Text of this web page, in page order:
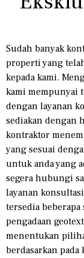
Sudah banyak
properti yang
kepada kami.
kami mempunyai
dengan layanan
sediakan dengan
kontraktor
yang sesuai
untuk anda yang
segera hubungi
layanan
tersedia
pengadaan
menentukan
berdasarkan